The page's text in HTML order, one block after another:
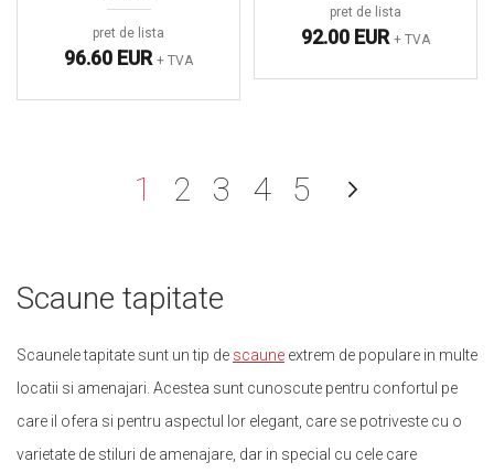
Scaune tapitate
Scaunele tapitate sunt un tip de scaune extrem de populare in multe
locatii si amenajari. Acestea sunt cunoscute pentru confortul pe
care il ofera si pentru aspectul lor elegant, care se potriveste cu o
varietate de stiluri de amenajare, dar in special cu cele care
pret de lista
96.60 EUR + TVA
pret de lista
92.00 EUR + TVA
Pagină
în acest moment citiți
1 Pagină
2 Pagină
3 Pagină
4 Pagină
5